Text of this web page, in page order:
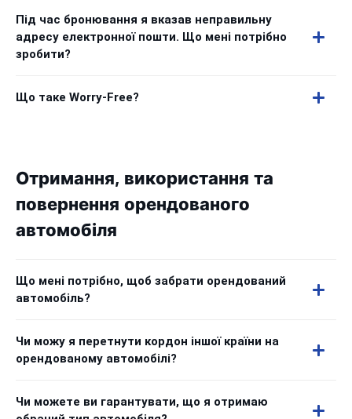
Під час бронювання я вказав неправильну
адресу електронної пошти. Що мені потрібно
зробити?
Що таке Worry-Free?
Отримання, використання та
повернення орендованого
автомобіля
Що мені потрібно, щоб забрати орендований
автомобіль?
Чи можу я перетнути кордон іншої країни на
орендованому автомобілі?
Чи можете ви гарантувати, що я отримаю